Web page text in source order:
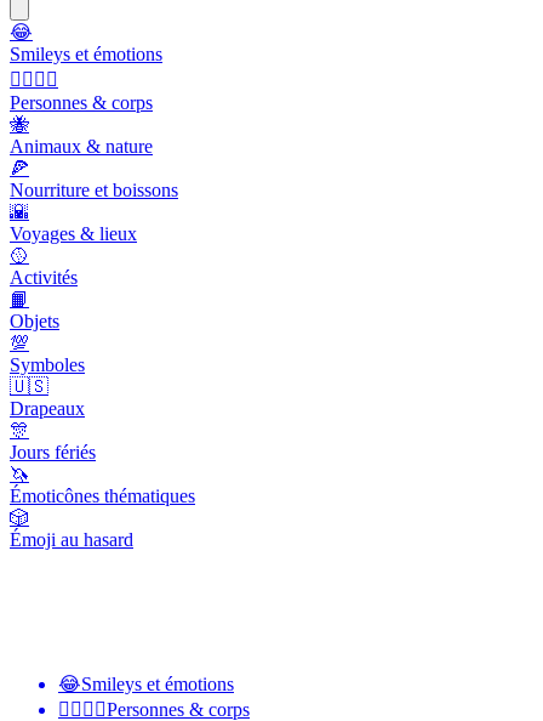
😂
Smileys et émotions
👩‍❤️‍💋‍👨
Personnes & corps
🐝
Animaux & nature
🍕
Nourriture et boissons
🌇
Voyages & lieux
🥎
Activités
📙
Objets
💯
Symboles
🇺🇸
Drapeaux
🎊
Jours fériés
🦄
Émoticônes thématiques
🎲
Émoji au hasard
😂Smileys et émotions
👩‍❤️‍💋‍👨Personnes & corps